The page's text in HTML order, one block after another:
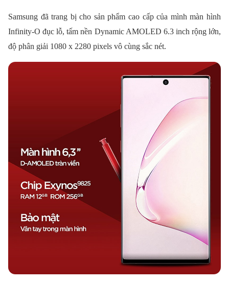
Samsung đã trang bị cho sản phẩm cao cấp của mình màn hình
Infinity-O đục lỗ, tấm nền Dynamic AMOLED 6.3 inch rộng lớn,
độ phân giải 1080 x 2280 pixels vô cùng sắc nét.